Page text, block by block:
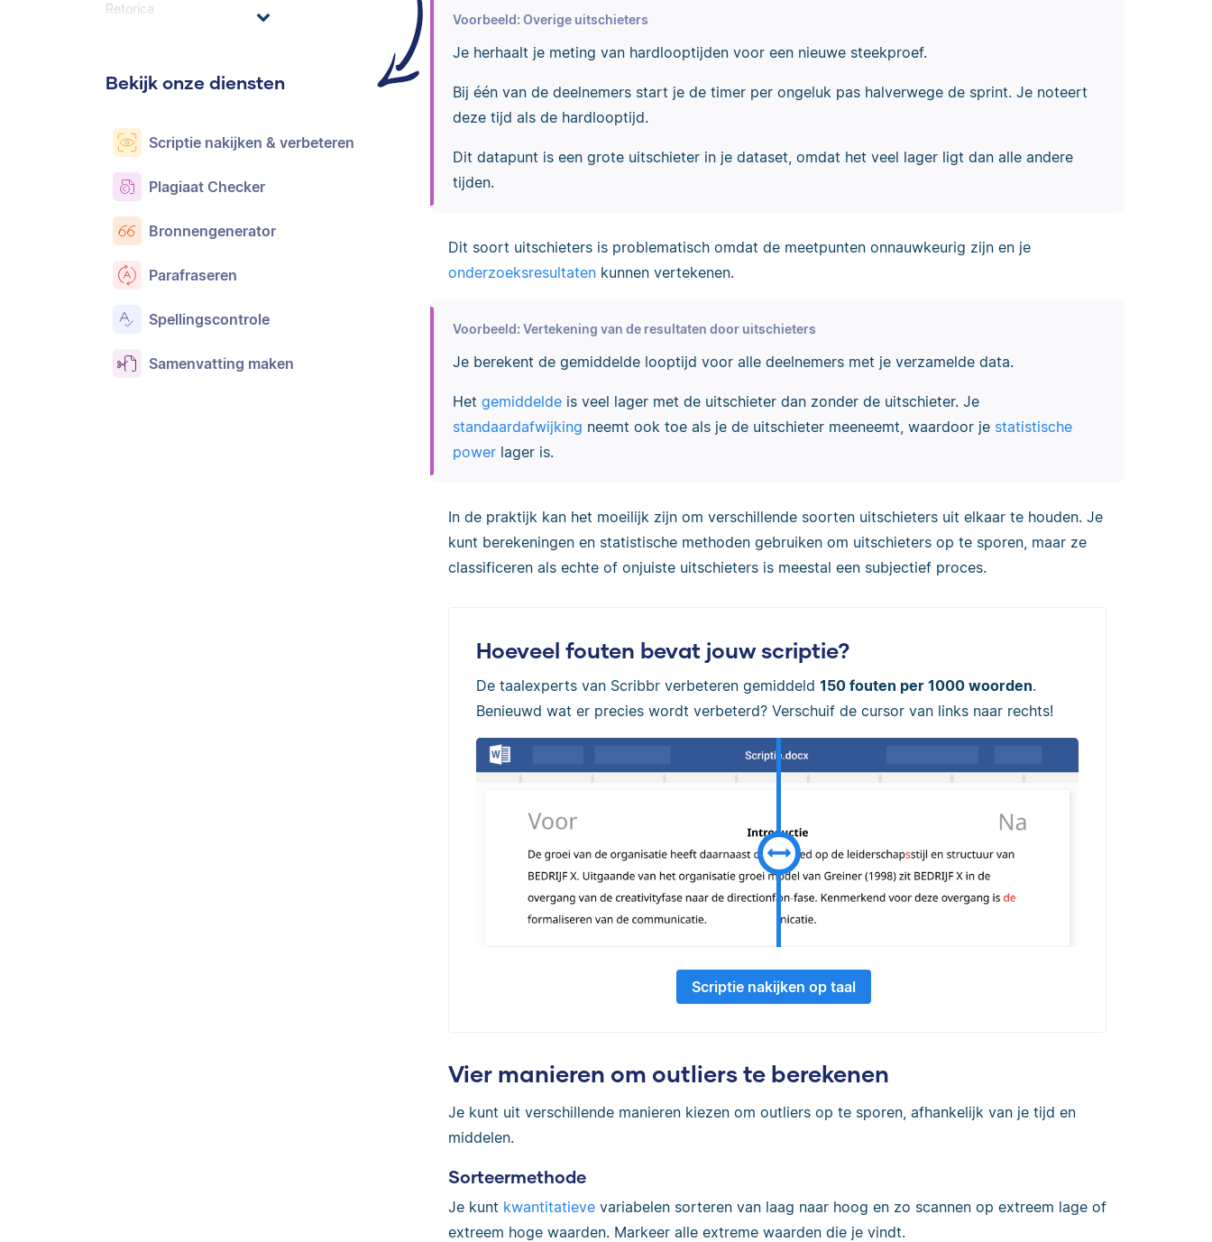
Retorica
Bekijk onze diensten
Scriptie nakijken & verbeteren
Plagiaat Checker
Bronnengenerator
Parafraseren
Spellingscontrole
Samenvatting maken
Voorbeeld: Overige uitschieters
Je herhaalt je meting van hardlooptijden voor een nieuwe steekproef.
Bij één van de deelnemers start je de timer per ongeluk pas halverwege de sprint. Je noteert
deze tijd als de hardlooptijd.
Dit datapunt is een grote uitschieter in je dataset, omdat het veel lager ligt dan alle andere
tijden.
Dit soort uitschieters is problematisch omdat de meetpunten onnauwkeurig zijn en je
onderzoeksresultaten kunnen vertekenen.
Voorbeeld: Vertekening van de resultaten door uitschieters
Je berekent de gemiddelde looptijd voor alle deelnemers met je verzamelde data.
Het gemiddeldeis veel lager met de uitschieter dan zonder de uitschieter. Je
standaardafwijking neemt ook toe als je de uitschieter meeneemt, waardoor je statistische
powerlager is.
In de praktijk kan het moeilijk zijn om verschillende soorten uitschieters uit elkaar te houden. Je
kunt berekeningen en statistische methoden gebruiken om uitschieters op te sporen, maar ze
classificeren als echte of onjuiste uitschieters is meestal een subjectief proces.
Hoeveel fouten bevat jouw scriptie?
De taalexperts van Scribbr verbeteren gemiddeld 150 fouten per 1000 woorden.
Benieuwd wat er precies wordt verbeterd? Verschuif de cursor van links naar rechts!
Scriptie nakijken op taal
Vier manieren om outliers te berekenen
Je kunt uit verschillende manieren kiezen om outliers op te sporen, afhankelijk van je tijd en
middelen.
Sorteermethode
Je kunt kwantitatieve variabelen sorteren van laag naar hoog en zo scannen op extreem lage of
extreem hoge waarden. Markeer alle extreme waarden die je vindt.